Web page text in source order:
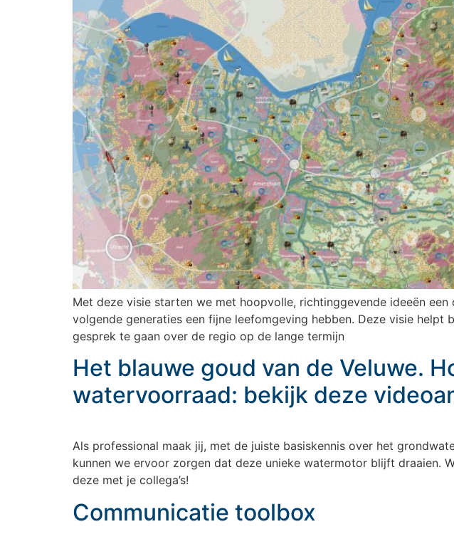
Met deze visie starten we met hoopvolle, richtinggevende ideeën
volgende generaties een fijne leefomgeving hebben. Deze visie
gesprek te gaan over de regio op de lange termijn
Het blauwe goud van de Veluwe.
watervoorraad: bekijk deze
Als professional maak jij, met de juiste basiskennis over het
kunnen we ervoor zorgen dat deze unieke watermotor blijft draaien.
deze met je collega’s!
Communicatie toolbox